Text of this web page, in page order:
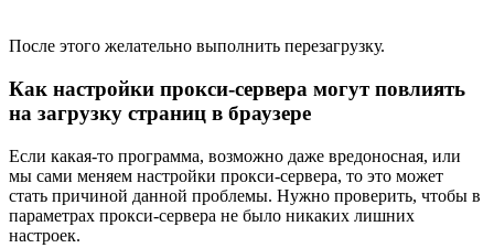
После этого желательно выполнить перезагрузку.
Как настройки прокси-сервера могут повлиять
на загрузку страниц в браузере
Если какая-то программа, возможно даже вредоносная, или
мы сами меняем настройки прокси-сервера, то это может
стать причиной данной проблемы. Нужно проверить, чтобы в
параметрах прокси-сервера не было никаких лишних
настроек.